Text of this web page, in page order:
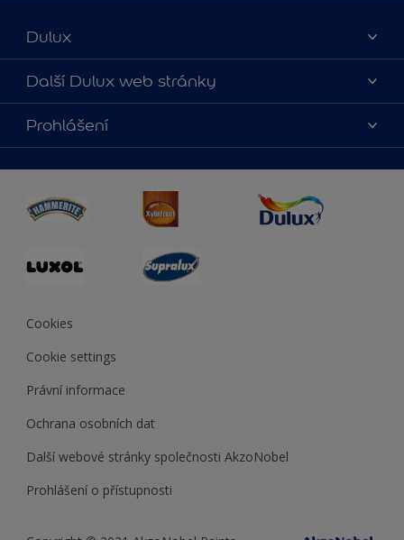
Dulux
O nás
Kontaktujte nás
Najít obchod
Další Dulux web stránky
duluxmalir.cz
duluxmaliar.sk
duluxprodejnabarev.cz
duluxpredajnafarieb.sk
Prohlášení
Cookies
Cookie settings
Právní informace
Ochrana osobních dat
Další webové stránky společnosti AkzoNobel
Prohlášení o přístupnosti